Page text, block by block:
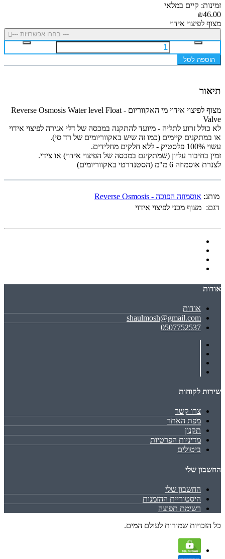
זמינות: קיים במלאי
₪46.00
מצוף לפיצוי אידוי
--- בחרו אפשרויות ---
הוספה לסל
תיאור
מצוף לפיצוי אידוי מי האקווריום - Reverse Osmosis Water level Float
Valve
לא כולל זרוע לתליה - מיועד להתקנה במכסה של דלי אגירה לפיצוי אידוי
או במתקנים קיימים (כמו זה שיש באקווריומים של רד סי).
עשוי 100% פלסטיק - ללא חלקים מחלידים.
זמין בחיבור עליון (שמתקינם במכסה של הפיצוי אידוי) או צידי.
לצנרת אוסמוזה 6 מ"מ (הסטנדרטי באקווריומים)
מותג: אוסמוזה הפוכה - Reverse Osmosis
דגם: מצוף מכני לפיצוי אידוי
אודות
אודות
shaulmosh@gmail.com
0507752537
שירות לקוחות
צרו קשר
מפת האתר
תקנון
מדיניות הפרטיות
ביטולים
החשבון שלי
החשבון שלי
היסטוריית ההזמנות
רשימת תפוצה
כל הזכויות שמורות לעולם המים.